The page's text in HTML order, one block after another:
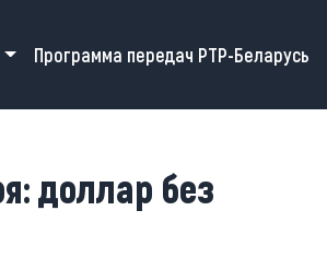
Программа передач РТР-Беларусь
доллар без